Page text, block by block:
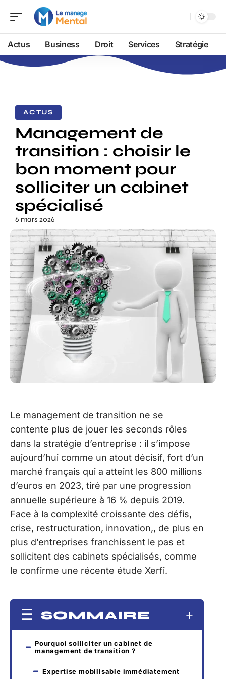
Actus Business Droit Services Stratégie
ACTUS
Management de
transition : choisir le
bon moment pour
solliciter un cabinet
spécialisé
6 mars 2026
Le management de transition ne se
contente plus de jouer les seconds rôles
dans la stratégie d’entreprise : il s’impose
aujourd’hui comme un atout décisif, fort d’un
marché français qui a atteint les 800 millions
d’euros en 2023, tiré par une progression
annuelle supérieure à 16 % depuis 2019.
Face à la complexité croissante des défis,
crise, restructuration, innovation,, de plus en
plus d’entreprises franchissent le pas et
sollicitent des cabinets spécialisés, comme
le confirme une récente étude Xerfi.
SOMMAIRE
Pourquoi solliciter un cabinet de
management de transition ?
Expertise mobilisable immédiatement